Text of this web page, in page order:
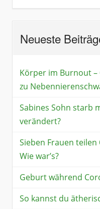
Neueste
Körper im Burnout
zu
Sabines Sohn starb
verändert?
Sieben Frauen
Wie war’s?
Geburt während
So kannst du